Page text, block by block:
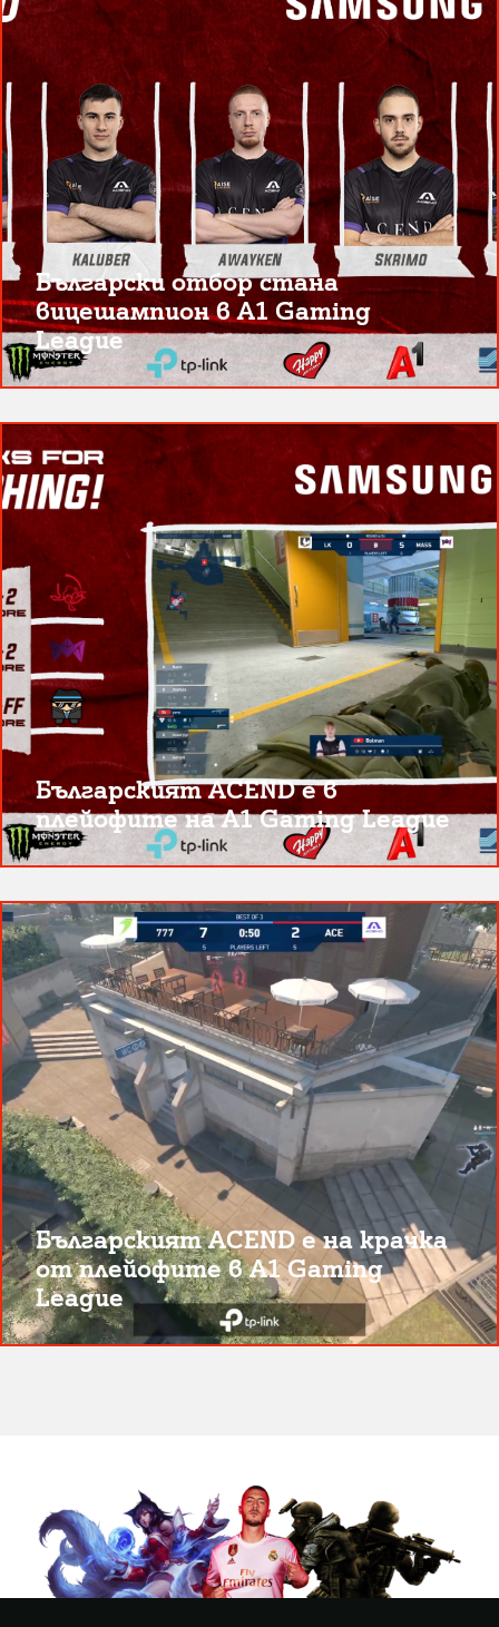
Български отбор стана
вицешампион в A1 Gaming
League
Българският ACEND е в
плейофите на A1 Gaming League
Българският ACEND е на крачка
от плейофите в A1 Gaming
League